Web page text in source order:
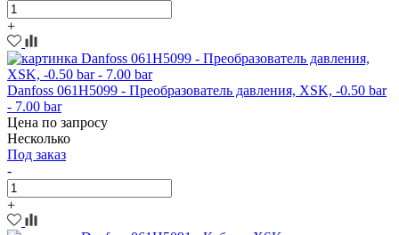
+
Danfoss 061H5099 - Преобразователь давления, XSK, -0.50 bar
- 7.00 bar
Цена по запросу
Несколько
Под заказ
-
+